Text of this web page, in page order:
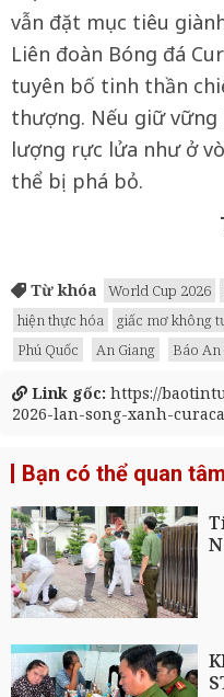
vẫn đặt mục tiêu
Liên đoàn Bóng đá
tuyên bố tinh thần
thượng. Nếu giữ vững
lượng rực lửa như ở
thể bị phá bỏ.
Từ khóa World Cup 2026
hiện thực hóa
giấc mơ không
Phú Quốc
An Giang Báo An
Link gốc: https://
2026-lan-song-xanh-
Bạn có thể quan tâm